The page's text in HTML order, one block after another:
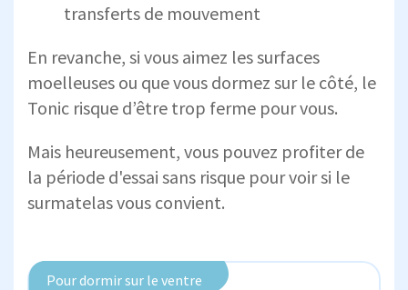
transferts de mouvement
En revanche, si vous aimez les surfaces
moelleuses ou que vous dormez sur le côté, le
Tonic risque d’être trop ferme pour vous.
Mais heureusement, vous pouvez profiter de
la période d'essai sans risque pour voir si le
surmatelas vous convient.
Pour dormir sur le ventre